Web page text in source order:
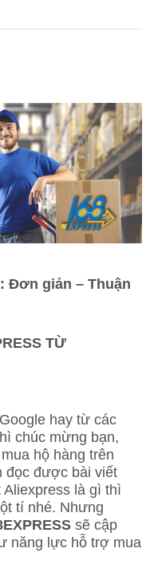
Đơn giản – Thuận
TỪ
hay từ các
chúc mừng bạn,
hộ hàng trên
đọc được bài viết
là gì thì
tí nhé. Nhưng
sẽ cập
năng lực hỗ trợ mua